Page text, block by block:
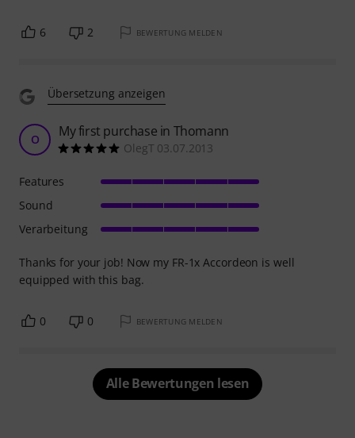
6 2 BEWERTUNG MELDEN
Übersetzung anzeigen
O My first purchase in Thomann
OlegT 03.07.2013
Thanks for your job! Now my FR-1x Accordeon is well
equipped with this bag.
Features
Sound
Verarbeitung
0 0 BEWERTUNG MELDEN
Alle Bewertungen lesen